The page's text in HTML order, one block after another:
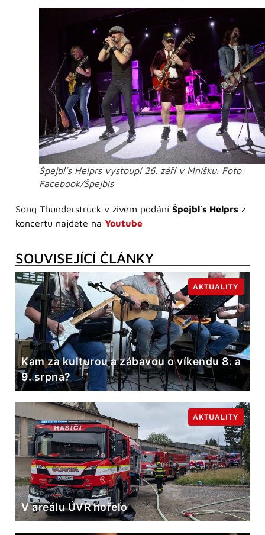
Špejbl´s Helprs vystoupí 26. září v Mníšku. Foto:
Facebook/Špejbls
Song Thunderstruck v živém podání Špejbl´s Helprs z
koncertu najdete na Youtube
SOUVISEJÍCÍ ČLÁNKY
Kam za kulturou a zábavou o víkendu 8. a
9. srpna?
AKTUALITY
V areálu ÚVR hořelo
AKTUALITY